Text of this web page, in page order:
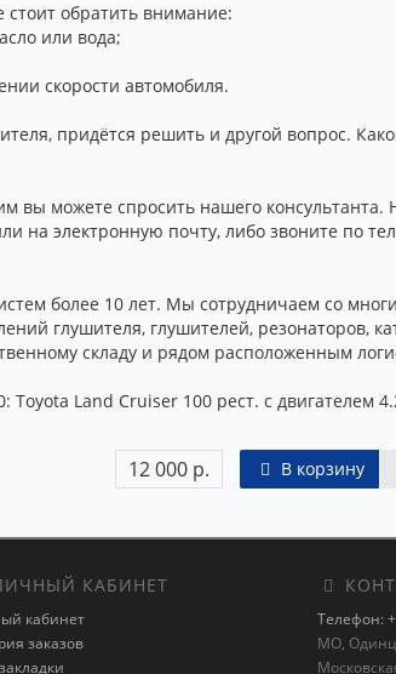
стоит обратить внимание:
или вода;
скорости автомобиля.
придётся решить и другой вопрос.
можете спросить нашего консультанта.
на электронную почту, либо звоните по
более 10 лет. Мы сотрудничаем со
глушителя, глушителей, резонаторов,
складу и рядом расположенным
Toyota Land Cruiser 100 рест. с двигателем
12 000 р. В корзину
КАБИНЕТ
кабинет
заказов
Телефон:
МО,